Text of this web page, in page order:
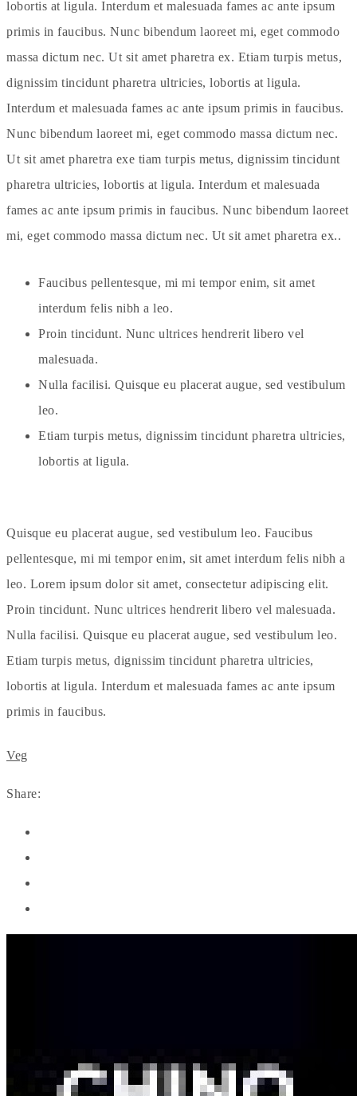
lobortis at ligula. Interdum et malesuada fames ac ante ipsum
primis in faucibus. Nunc bibendum laoreet mi, eget commodo
massa dictum nec. Ut sit amet pharetra ex. Etiam turpis metus,
dignissim tincidunt pharetra ultricies, lobortis at ligula.
Interdum et malesuada fames ac ante ipsum primis in faucibus.
Nunc bibendum laoreet mi, eget commodo massa dictum nec.
Ut sit amet pharetra exe tiam turpis metus, dignissim tincidunt
pharetra ultricies, lobortis at ligula. Interdum et malesuada
fames ac ante ipsum primis in faucibus. Nunc bibendum laoreet
mi, eget commodo massa dictum nec. Ut sit amet pharetra ex..
Faucibus pellentesque, mi mi tempor enim, sit amet
interdum felis nibh a leo.
Proin tincidunt. Nunc ultrices hendrerit libero vel
malesuada.
Nulla facilisi. Quisque eu placerat augue, sed vestibulum
leo.
Etiam turpis metus, dignissim tincidunt pharetra ultricies,
lobortis at ligula.
Quisque eu placerat augue, sed vestibulum leo. Faucibus
pellentesque, mi mi tempor enim, sit amet interdum felis nibh a
leo. Lorem ipsum dolor sit amet, consectetur adipiscing elit.
Proin tincidunt. Nunc ultrices hendrerit libero vel malesuada.
Nulla facilisi. Quisque eu placerat augue, sed vestibulum leo.
Etiam turpis metus, dignissim tincidunt pharetra ultricies,
lobortis at ligula. Interdum et malesuada fames ac ante ipsum
primis in faucibus.
Veg
Share: